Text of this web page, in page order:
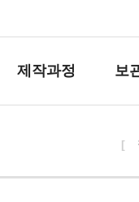
제작과정 보
[